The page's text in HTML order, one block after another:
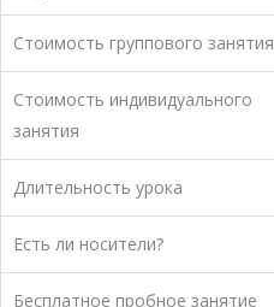
Стоимость группового занятия
Стоимость индивидуального
занятия
Длительность урока
Есть ли носители?
Бесплатное пробное занятие